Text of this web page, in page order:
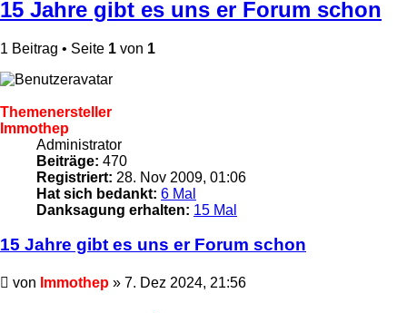
15 Jahre gibt es uns er Forum schon
1 Beitrag • Seite 1 von 1
Themenersteller
Immothep
Administrator
Beiträge: 470
Registriert: 28. Nov 2009, 01:06
Hat sich bedankt: 6 Mal
Danksagung erhalten: 15 Mal
15 Jahre gibt es uns er Forum schon
Ungelesener
von Immothep » 7. Dez 2024, 21:56